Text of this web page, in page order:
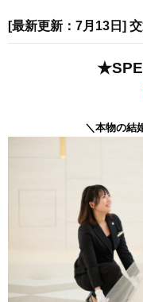
[最新更新：7月13日]
＼本物の結